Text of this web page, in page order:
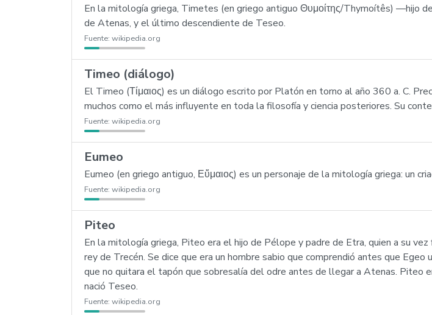
En la mitología griega, Timetes (en griego antiguo Θυμοίτης/Thymoítês) —hijo
de Atenas, y el último descendiente de Teseo.
Fuente: wikipedia.org
Timeo (diálogo)
El Timeo (Τίμαιος) es un diálogo escrito por Platón en torno al año 360 a. C.
muchos como el más influyente en toda la filosofía y ciencia posteriores. Su
Fuente: wikipedia.org
Eumeo
Eumeo (en griego antiguo, Εὔμαιος) es un personaje de la mitología griega: un
Fuente: wikipedia.org
Piteo
En la mitología griega, Piteo era el hijo de Pélope y padre de Etra, quien a su
rey de Trecén. Se dice que era un hombre sabio que comprendió antes que
que no quitara el tapón que sobresalía del odre antes de llegar a Atenas. Piteo
nació Teseo.
Fuente: wikipedia.org